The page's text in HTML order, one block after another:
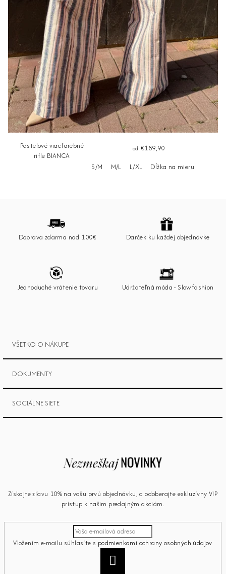
Pastelové viacfarebné
rifle BIANCA
od €189,90
S/M
M/L L/XL Dĺžka na mieru
Doprava zdarma nad 100€ Darček ku každej objednávke
Jednoduché vrátenie tovaru Udržateľná móda - Slowfashion
VŠETKO O NÁKUPE
DOKUMENTY
SOCIÁLNE SIETE
Získajte zľavu 10% na vašu prvú objednávku, a odoberajte exkluzívny VIP
prístup k našim predajným akciám.
Vložením e-mailu súhlasíte s podmienkami ochrany osobných údajov